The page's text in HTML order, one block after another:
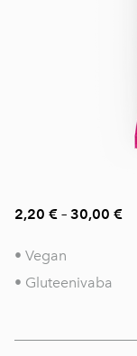
2,20 € – 30,00 €
• Vegan
• Gluteenivaba